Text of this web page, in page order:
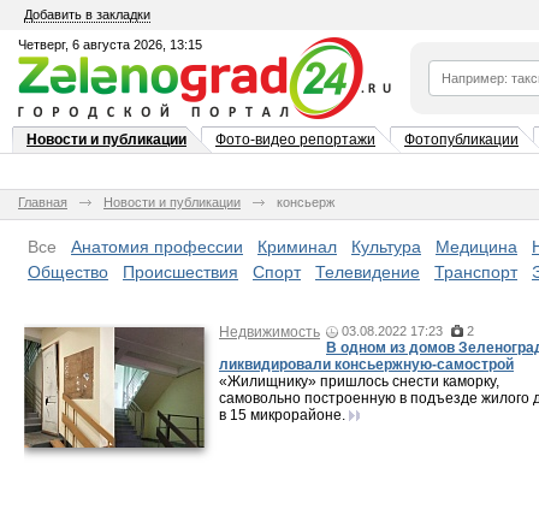
Добавить в закладки
Четверг, 6 августа 2026, 13:15
Новости и публикации Фото-видео репортажи Фотопубликации
Главная Новости и публикации консьерж
Все Анатомия профессии Криминал Культура Медицина
Общество
Происшествия Спорт Телевидение Транспорт
Недвижимость 03.08.2022 17:23 2
В одном из домов
ликвидировали консьержную-самострой
«Жилищнику» пришлось снести каморку,
самовольно построенную в подъезде жилого
в 15 микрорайоне.